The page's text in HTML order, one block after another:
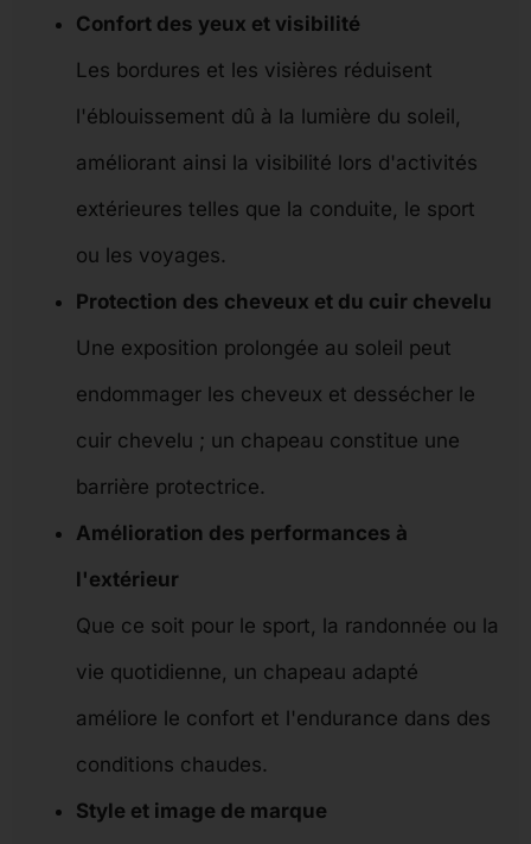
Confort des yeux et visibilité
Les bordures et les visières réduisent
l'éblouissement dû à la lumière du soleil,
améliorant ainsi la visibilité lors d'activités
extérieures telles que la conduite, le sport
ou les voyages.
Protection des cheveux et du cuir chevelu
Une exposition prolongée au soleil peut
endommager les cheveux et dessécher le
cuir chevelu ; un chapeau constitue une
barrière protectrice.
Amélioration des performances à
l'extérieur
Que ce soit pour le sport, la randonnée ou la
vie quotidienne, un chapeau adapté
améliore le confort et l'endurance dans des
conditions chaudes.
Style et image de marque